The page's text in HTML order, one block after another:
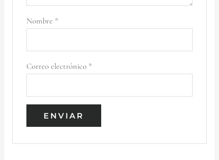
Nombre *
Correo electrónico *